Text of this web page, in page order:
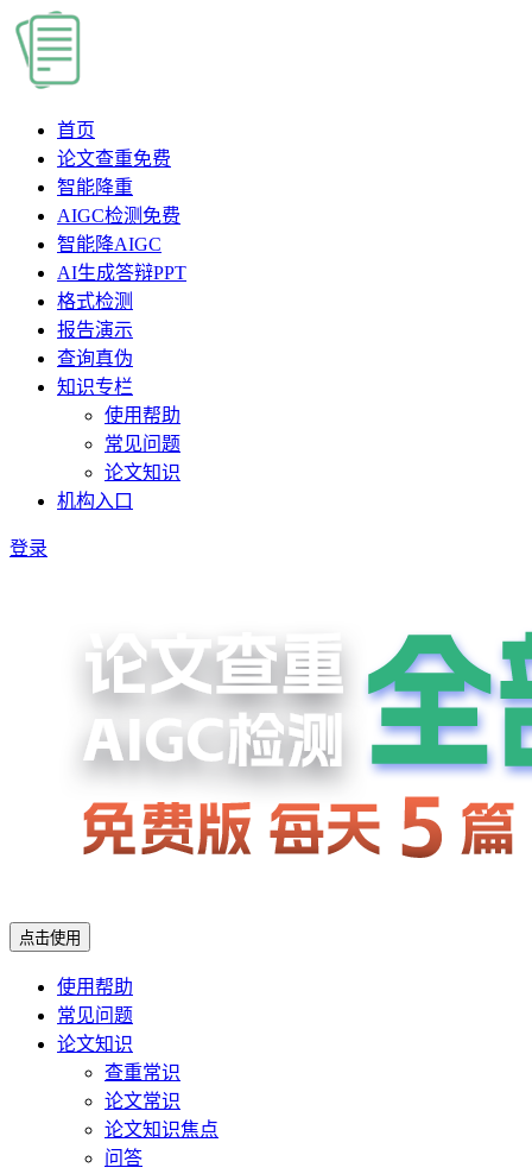
首页
论文查重免费
智能降重
AIGC检测 免费
智能降AIGC
AI生成答辩PPT
格式检测
报告演示
查询真伪
知识专栏
使用帮助
常见问题
论文知识
机构入口
登录
点击使用
使用帮助
常见问题
论文知识
查重常识
论文常识
论文知识焦点
问答